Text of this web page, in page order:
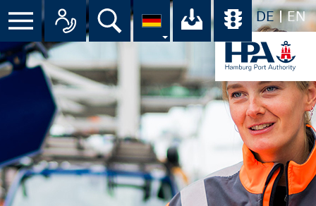
DE EN
Menü Alle Ansprechpartner im
Suche Ihr Download-